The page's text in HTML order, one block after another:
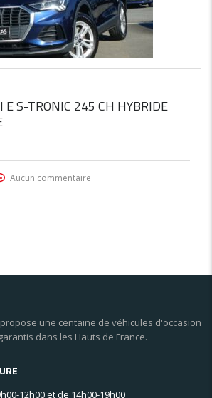
S-TRONIC 245 CH HYBRIDE
Aucun commentaire
propose une centaine de véhicules d'occasion
dans les Hauts de France.
12h00 et de 14h00-19h00